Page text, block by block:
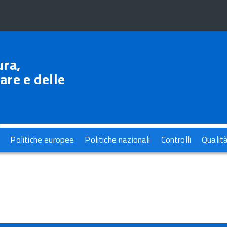
e delle
Politiche europee Politiche nazionali Controlli